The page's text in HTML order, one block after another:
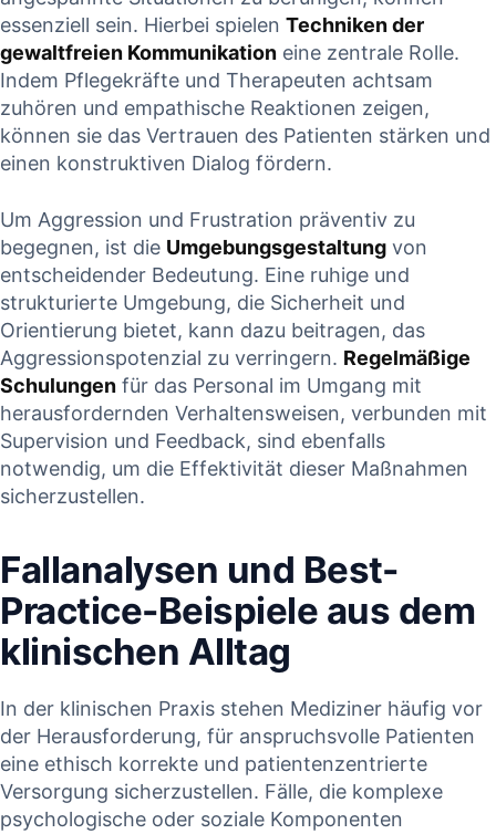
essenziell sein. Hierbei spielen Techniken der
gewaltfreien Kommunikation ‌eine zentrale Rolle.
Indem Pflegekräfte und Therapeuten achtsam
zuhören⁣ und empathische Reaktionen zeigen,‍
können sie das⁢ Vertrauen des Patienten stärken und‌
einen konstruktiven Dialog fördern.
Um Aggression ⁣und Frustration präventiv ⁢zu
begegnen, ist‍ die Umgebungsgestaltung von
entscheidender Bedeutung. Eine ruhige ⁤und
strukturierte Umgebung,​ die Sicherheit und
Orientierung bietet, kann dazu beitragen, ⁣das
Aggressionspotenzial zu verringern. Regelmäßige
Schulungen für das Personal im Umgang mit
herausfordernden Verhaltensweisen, verbunden mit
Supervision und Feedback, ‍sind⁤ ebenfalls⁤
notwendig, um die‌ Effektivität dieser Maßnahmen
sicherzustellen.
Fallanalysen und Best-
Practice-Beispiele aus dem ​
klinischen Alltag
In der klinischen Praxis stehen Mediziner⁣ häufig vor
der Herausforderung, für ‌anspruchsvolle ‌Patienten
eine ethisch ⁣korrekte und patientenzentrierte
Versorgung sicherzustellen. Fälle, die komplexe
psychologische oder soziale⁣ Komponenten